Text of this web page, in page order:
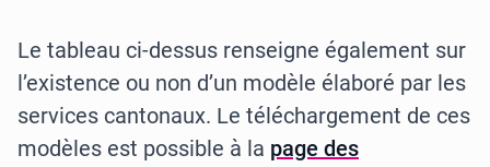
Le tableau ci-dessus renseigne également sur
l’existence ou non d’un modèle élaboré par les
services cantonaux. Le téléchargement de ces
modèles est possible à la page des